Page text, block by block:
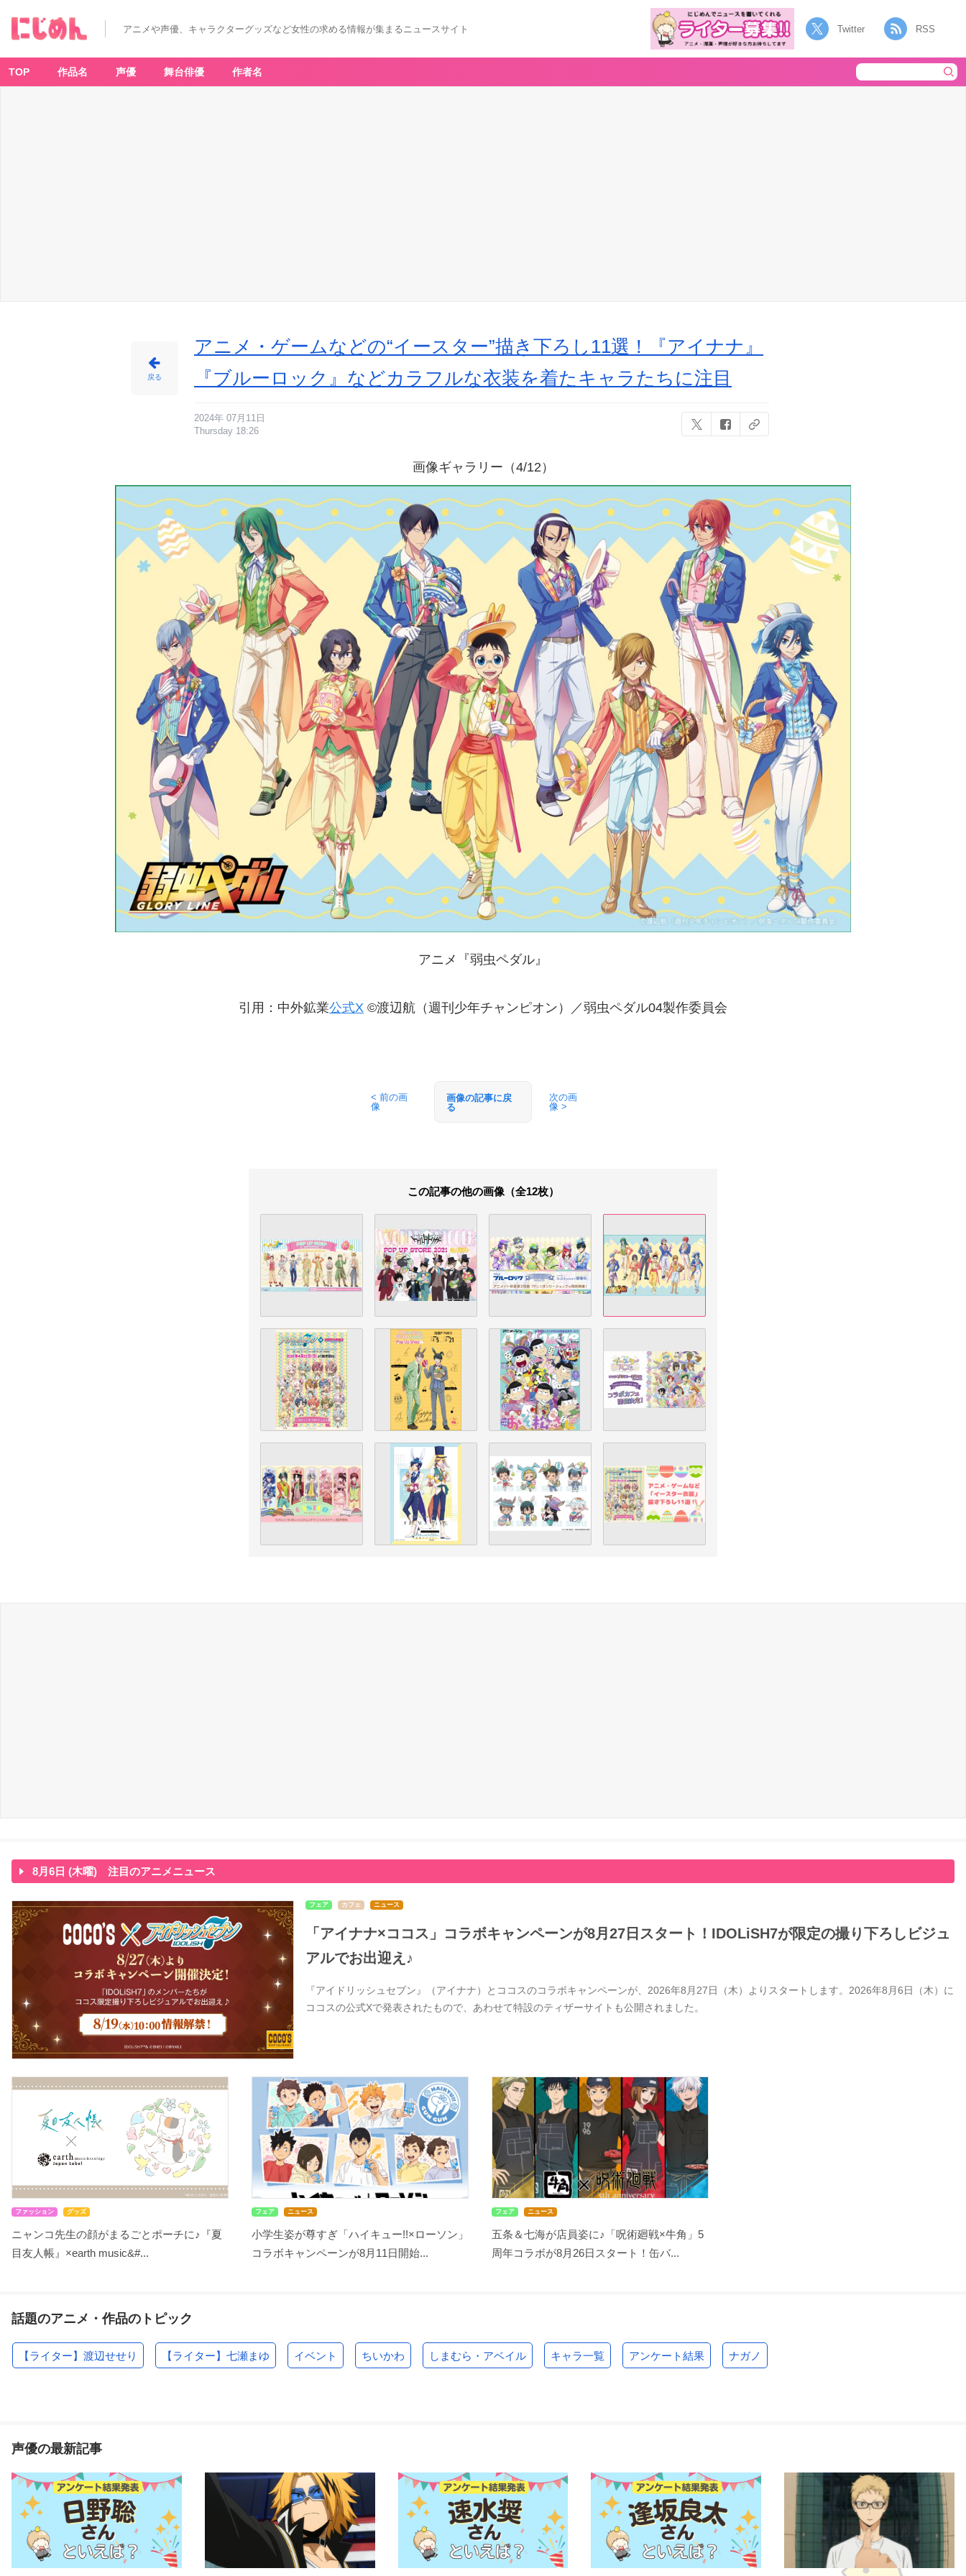
『弱
ダ
ア
ニ
アニメや声優、キャラクターグッズなど女性の求める情報が集まるニュースサイト Twitter RSS
TOP 作品名 声優 舞台俳優 作者名
戻る
アニメ・ゲームなどの“イースター”描き下ろし11選！『アイナナ』
『ブルーロック』などカラフルな衣装を着たキャラたちに注目
2024年 07月11日
Thursday 18:26
画像ギャラリー（4/12）
アニメ『弱虫ペダル』
引用：中外鉱業公式X ©渡辺航（週刊少年チャンピオン）／弱虫ペダル04製作委員会
< 前の画
像
画像の記事に戻
る
次の画
像 >
この記事の他の画像（全12枚）
8月6日 (木曜) 注目のアニメニュース
フェア カフェ ニュース
「アイナナ×ココス」コラボキャンペーンが8月27日スタート！IDOLiSH7が限定の撮り下ろしビジュ
アルでお出迎え♪
『アイドリッシュセブン』（アイナナ）とココスのコラボキャンペーンが、2026年8月27日（木）よりスタートします。2026年8月6日（木）に
ココスの公式Xで発表されたもので、あわせて特設のティザーサイトも公開されました。
ファッション グッズ
ニャンコ先生の顔がまるごとポーチに♪『夏
目友人帳』×earth music&#...
フェア ニュース
小学生姿が尊すぎ「ハイキュー!!×ローソン」
コラボキャンペーンが8月11日開始...
フェア ニュース
五条＆七海が店員姿に♪「呪術廻戦×牛角」5
周年コラボが8月26日スタート！缶バ...
話題のアニメ・作品のトピック
【ライター】渡辺せせり 【ライター】七瀬まゆ イベント ちいかわ しまむら・アベイル キャラ一覧 アンケート結果 ナガノ
声優の最新記事